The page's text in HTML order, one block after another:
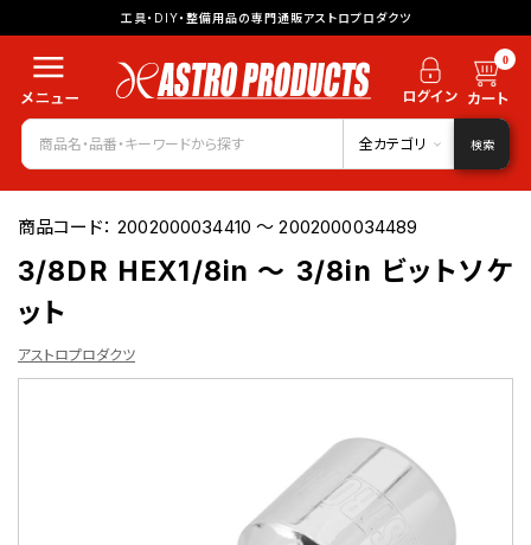
工具・DIY・整備用品の専門通販アストロプロダクツ
0
全カテゴリ 検索
商品コード：2002000034410 ～ 2002000034489
3/8DR HEX1/8in ～ 3/8in ビットソケ
ット
アストロプロダクツ